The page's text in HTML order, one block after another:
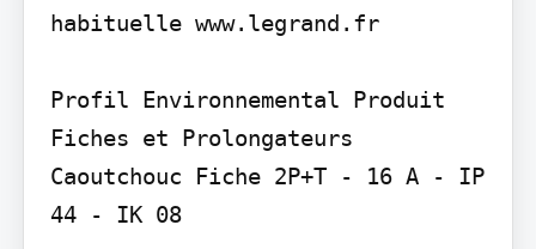
habituelle www.legrand.fr
Profil Environnemental Produit
Fiches et Prolongateurs
Caoutchouc Fiche 2P+T - 16 A - IP
44 - IK 08